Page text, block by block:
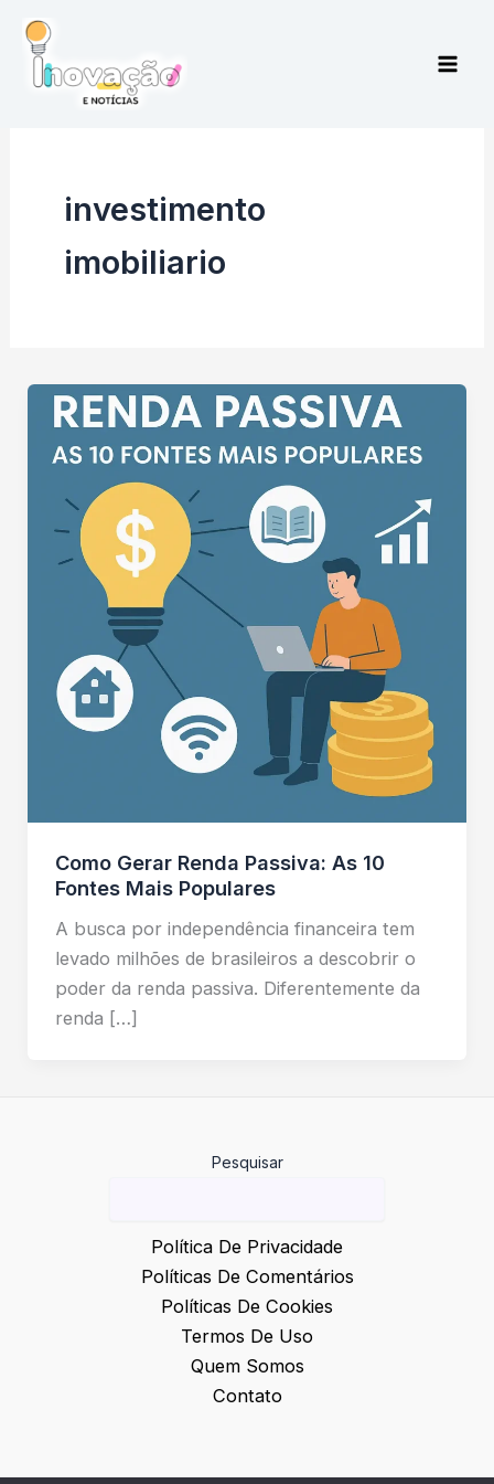
para
investimento
imobiliario
Como Gerar Renda Passiva: As 10
Fontes Mais Populares
A busca por independência financeira tem
levado milhões de brasileiros a descobrir o
poder da renda passiva. Diferentemente da
renda […]
Pesquisar
Política De Privacidade
Políticas De Comentários
Políticas De Cookies
Termos De Uso
Quem Somos
Contato